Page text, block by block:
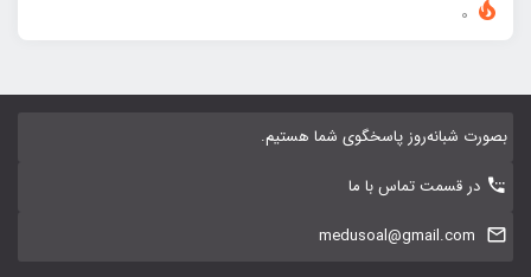
بصورت شبانه‌روز پاسخگوی شما هستیم.
در قسمت تماس با ما
medusoal@gmail.com